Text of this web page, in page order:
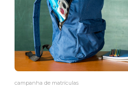
campanha de matrículas